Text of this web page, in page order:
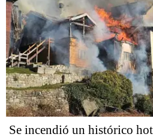
Se incendió un histórico